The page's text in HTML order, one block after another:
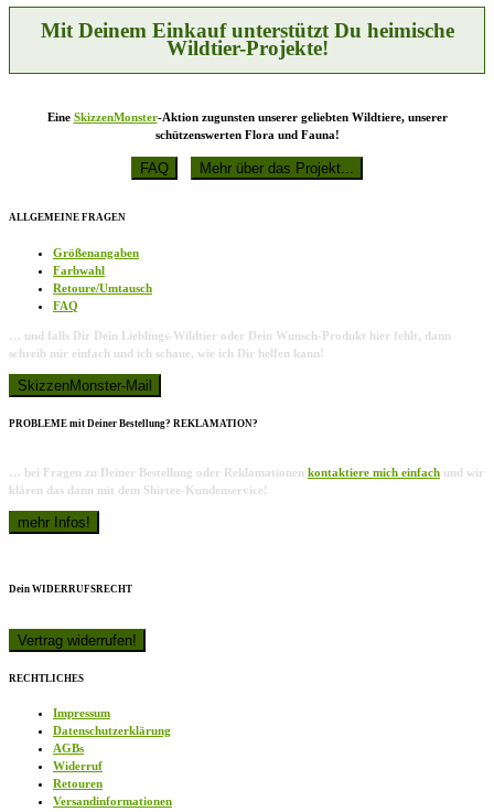
Produktseite
gewählt
werden
Mit Deinem Einkauf unterstützt Du heimische
Wildtier-Projekte!
Eine SkizzenMonster-Aktion zugunsten unserer geliebten Wildtiere, unserer
schützenswerten Flora und Fauna!
ALLGEMEINE FRAGEN
Größenangaben
Farbwahl
Retoure/Umtausch
FAQ
… und falls Dir Dein Lieblings-Wildtier oder Dein Wunsch-Produkt hier fehlt, dann
schreib mir einfach und ich schaue, wie ich Dir helfen kann!
PROBLEME mit Deiner Bestellung? REKLAMATION?
… bei Fragen zu Deiner Bestellung oder Reklamationen kontaktiere mich einfach und wir
klären das dann mit dem Shirtee-Kundenservice!
Dein WIDERRUFSRECHT
RECHTLICHES
Impressum
Datenschutzerklärung
AGBs
Widerruf
Retouren
Versandinformationen